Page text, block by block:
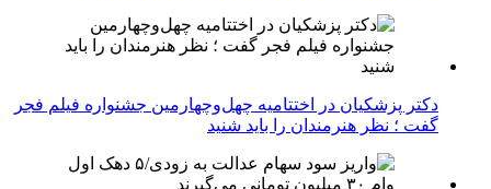
دکتر پزشکیان در اختتامیه چهل‌وچهارمین جشنواره فیلم فجر
گفت ؛ نظر هنرمندان را باید شنید